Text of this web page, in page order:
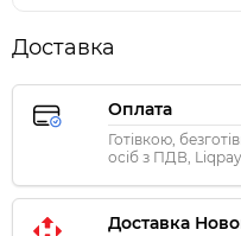
Доставка
Оплата
Готівкою,
осіб з ПДВ,
Доставка